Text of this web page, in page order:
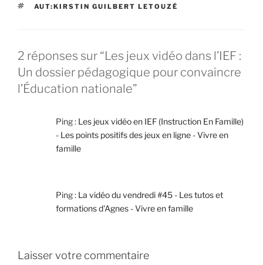
ÉTIQUETTES
AUT:KIRSTIN GUILBERT LETOUZÉ
2 réponses sur “Les jeux vidéo dans l’IEF :
Un dossier pédagogique pour convaincre
l’Éducation nationale”
Ping : Les jeux vidéo en IEF (Instruction En Famille)
- Les points positifs des jeux en ligne - Vivre en
famille
Ping : La vidéo du vendredi #45 - Les tutos et
formations d'Agnes - Vivre en famille
Laisser votre commentaire